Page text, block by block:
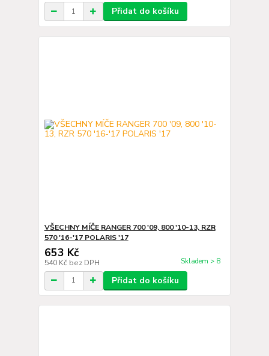
Přidat do košíku
VŠECHNY MÍČE RANGER 700 '09, 800 '10-13, RZR
570 '16-'17 POLARIS '17
653 Kč
540 Kč bez DPH Skladem > 8
Přidat do košíku